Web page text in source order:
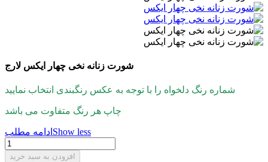
شورت زنانه نخی چهار ایکس لارج
شماره رنگ دلخواه را با توجه به عکس رنگبندی انتخاب نمایید
چاپ هر رنگ متفاوت می باشد
ادامه مطلب Show less
افزودن به سبد خرید